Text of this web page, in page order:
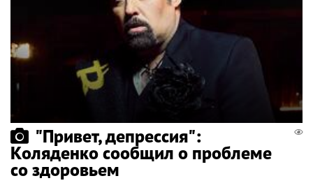
"Привет, депрессия":
Коляденко сообщил о проблеме
со здоровьем